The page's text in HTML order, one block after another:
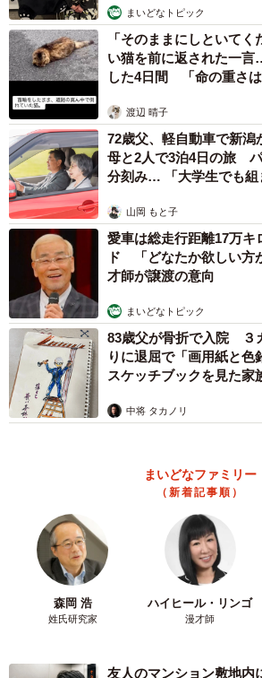
B87W57H87 S23.5 O型 資格：秘書
級 特技：クラッシックバレエ(歴15
メ、映画鑑賞、サウナ、銭湯、⾳楽、
説、家事代⾏ 「ミッドナイト競輪」
演、驚異的スタイルで人気。公式ツイ
もに@t_ririsa)で発信中。
提供：週刊SPA!編集部 撮影：藤本
工藤沙恵(ミタケイショウ) ヘアメイク
販売リンクはこちら
https://www.amazon.co.jp/dp/
まいどなトピック
「そのままにしといて
い猫を前に返された一
した4日間 「命の重さ
渡辺 晴子
72歳父、軽自動車で新
母と2人で3泊4日の旅
分刻み… 「大学生でも組
山岡 もと子
愛車は総走行距離17万キ
ド 「どなたか欲しい
才師が譲渡の意向
まいどなトピック
83歳父が骨折で入院 ３
りに退屈で「画用紙と
スケッチブックを見た家
中将 タカノリ
まいどなファミリー
（新着記事順）
森岡 浩
姓氏研究家
ハイヒール・リンゴ
漫才師
友人のマンション敷地内